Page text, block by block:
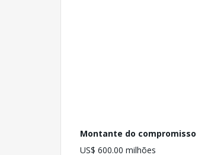
Montante do compromisso
US$ 600.00 milhões